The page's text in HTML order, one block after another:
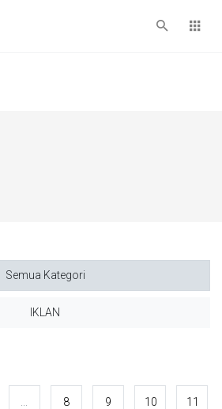
Semua Kategori
IKLAN
8 9 10 11